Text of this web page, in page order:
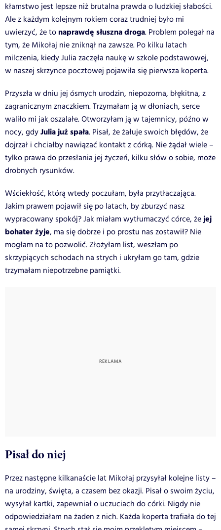
kłamstwo jest lepsze niż brutalna prawda o ludzkiej słabości.
Ale z każdym kolejnym rokiem coraz trudniej było mi
uwierzyć, że to naprawdę słuszna droga. Problem polegał na
tym, że Mikołaj nie zniknął na zawsze. Po kilku latach
milczenia, kiedy Julia zaczęła naukę w szkole podstawowej,
w naszej skrzynce pocztowej pojawiła się pierwsza koperta.
Przyszła w dniu jej ósmych urodzin, niepozorna, błękitna, z
zagranicznym znaczkiem. Trzymałam ją w dłoniach, serce
waliło mi jak oszalałe. Otworzyłam ją w tajemnicy, późno w
nocy, gdyJulia już spała. Pisał, że żałuje swoich błędów, że
dojrzał i chciałby nawiązać kontakt z córką. Nie żądał wiele –
tylko prawa do przesłania jej życzeń, kilku słów o sobie, może
drobnych rysunków.
Wściekłość, którą wtedy poczułam, była przytłaczająca.
Jakim prawem pojawił się po latach, by zburzyć nasz
wypracowany spokój? Jak miałam wytłumaczyć córce, żejej
bohater żyje, ma się dobrze i po prostu nas zostawił? Nie
mogłam na to pozwolić. Złożyłam list, weszłam po
skrzypiących schodach na strych i ukryłam go tam, gdzie
trzymałam niepotrzebne pamiątki.
Pisał do niej
Przez następne kilkanaście lat Mikołaj przysyłał kolejne listy –
na urodziny, święta, a czasem bez okazji. Pisał o swoim życiu,
wysyłał kartki, zapewniał o uczuciach do córki. Nigdy nie
odpowiedziałam na żaden z nich. Każda koperta trafiała do tej